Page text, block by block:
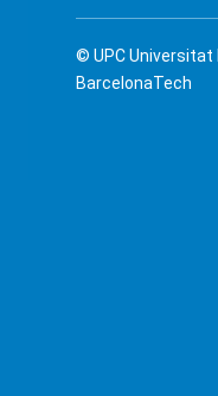
© UPCUniversitat
BarcelonaTech